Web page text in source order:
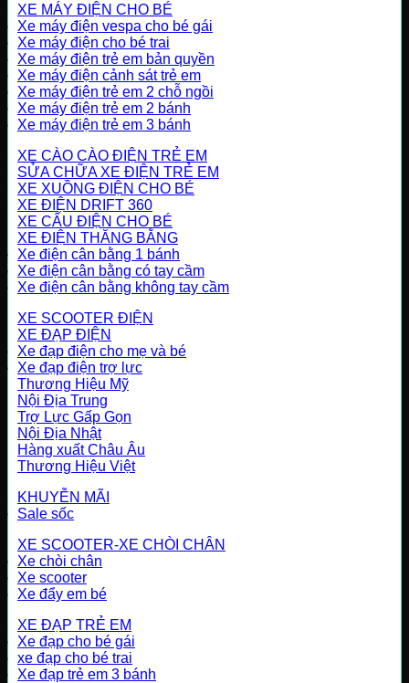
XE MÁY ĐIỆN CHO BÉ
Xe máy điện vespa cho bé gái
Xe máy điện cho bé trai
Xe máy điện trẻ em bản quyền
Xe máy điện cảnh sát trẻ em
Xe máy điện trẻ em 2 chỗ ngồi
Xe máy điện trẻ em 2 bánh
Xe máy điện trẻ em 3 bánh
XE CÀO CÀO ĐIỆN TRẺ EM
SỬA CHỮA XE ĐIỆN TRẺ EM
XE XUỒNG ĐIỆN CHO BÉ
XE ĐIỆN DRIFT 360
XE CẨU ĐIỆN CHO BÉ
XE ĐIỆN THĂNG BẰNG
Xe điện cân bằng 1 bánh
Xe điện cân bằng có tay cầm
Xe điện cân bằng không tay cầm
XE SCOOTER ĐIỆN
XE ĐẠP ĐIỆN
Xe đạp điện cho mẹ và bé
Xe đạp điện trợ lực
Thương Hiệu Mỹ
Nội Địa Trung
Trợ Lực Gấp Gọn
Nội Địa Nhật
Hàng xuất Châu Âu
Thương Hiệu Việt
KHUYỄN MÃI
Sale sốc
XE SCOOTER-XE CHÒI CHÂN
Xe chòi chân
Xe scooter
Xe đẩy em bé
XE ĐẠP TRẺ EM
Xe đạp cho bé gái
xe đạp cho bé trai
Xe đạp trẻ em 3 bánh